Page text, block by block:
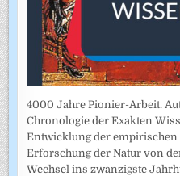
4000 Jahre Pionier-Arbeit.
Chronologie der Exakten
Entwicklung der empirischen
Erforschung der Natur von
Wechsel ins zwanzigste